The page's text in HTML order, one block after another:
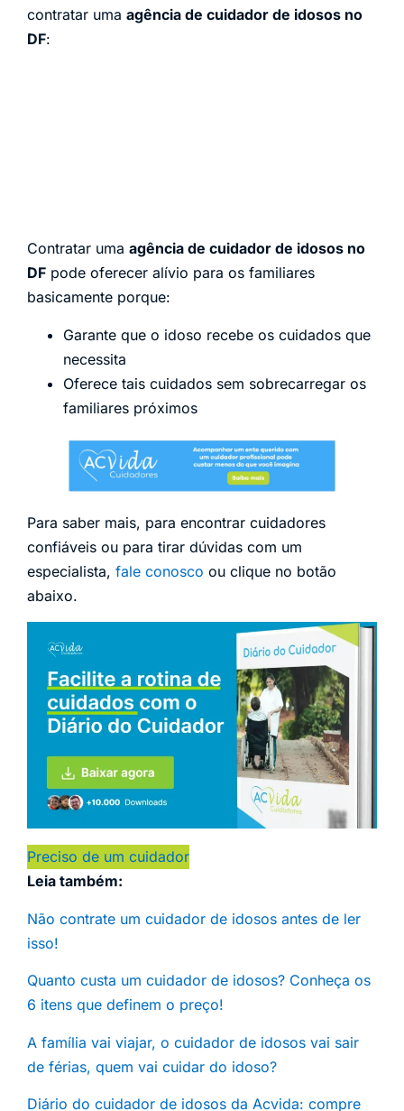
contratar uma agência de cuidador de idosos no
DF:
Contratar uma agência de cuidador de idosos no
DF pode oferecer alívio para os familiares
basicamente porque:
Garante que o idoso recebe os cuidados que
necessita
Oferece tais cuidados sem sobrecarregar os
familiares próximos
Para saber mais, para encontrar cuidadores
confiáveis ou para tirar dúvidas com um
especialista, fale conosco ou clique no botão
abaixo.
Preciso de um cuidador
Leia também:
Não contrate um cuidador de idosos antes de ler
isso!
Quanto custa um cuidador de idosos? Conheça os
6 itens que definem o preço!
A família vai viajar, o cuidador de idosos vai sair
de férias, quem vai cuidar do idoso?
Diário do cuidador de idosos da Acvida: compre